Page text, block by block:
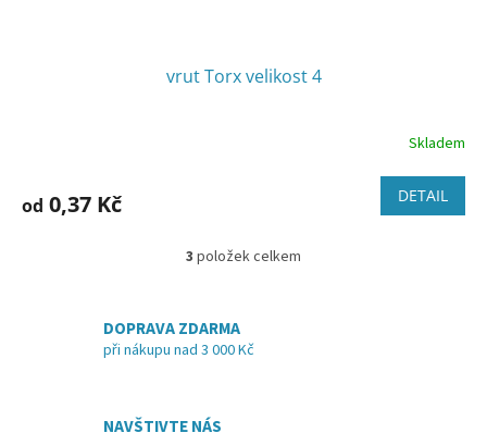
vrut Torx velikost 4
Skladem
od 0,37 Kč DETAIL
O
d
3 položek celkem
DOPRAVA ZDARMA
při nákupu nad 3 000 Kč
NAVŠTIVTE NÁS